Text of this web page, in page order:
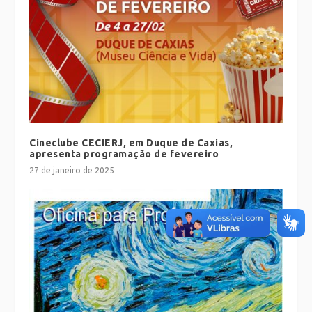
Cineclube CECIERJ, em Duque de Caxias,
apresenta programação de fevereiro
27 de janeiro de 2025